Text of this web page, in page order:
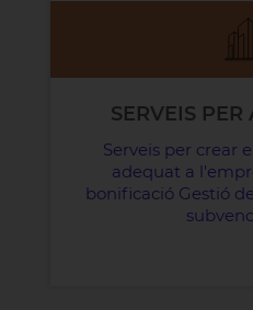
SERVEIS PER
Serveis per crear
adequat a
bonificació Gestió